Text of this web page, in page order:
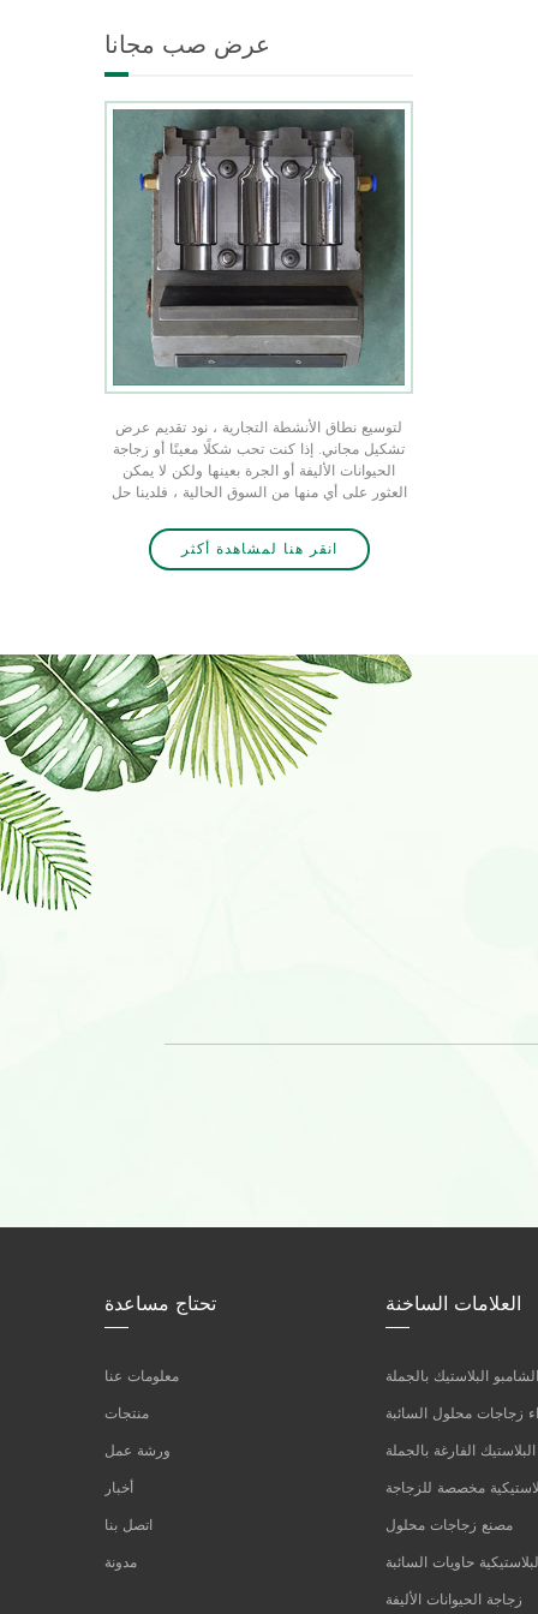
الأحجام ندرك منتجك الفريد منعرض صب مجانا
لتوسيع نطاق الأنشطة التجارية ، نود تقديم عرض
تشكيل مجاني. إذا كنت تحب شكلًا معينًا أو زجاجة
الحيوانات الأليفة أو الجرة بعينها ولكن لا يمكن
العثور على أي منها من السوق الحالية ، فلدينا حل
الأمر الأولي إلى 50 كيلو قطعة ولا يحتاج إلى شعار.
لا تتردد في الاتصال بنا اذا كانت مهتمة.
انقر هنا لمشاهدة أكثر
تحتاج مساعدة
معلومات عنا
منتجات
ورشة عمل
أخبار
اتصل بنا
مدونة
العلامات الساخنة
البلاستيك بالجملة
زجاجات محلول السائبة
الفارغة بالجملة
مخصصة للزجاجة
مصنع زجاجات محلول
حاويات السائبة
زجاجة الحيوانات الأليفة